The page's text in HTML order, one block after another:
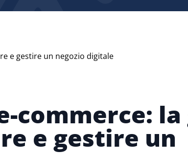
commerce:
e gestire un